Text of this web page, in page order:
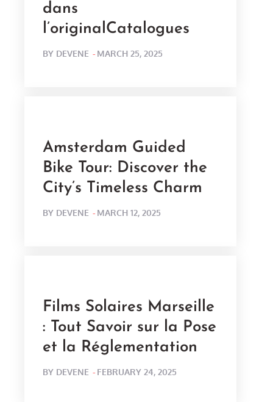
dans
l’originalCatalogues
BY DEVENE POSTED
MARCH 25, 2025
Amsterdam Guided
Bike Tour: Discover the
City’s Timeless Charm
BY DEVENE POSTED
MARCH 12, 2025
Films Solaires Marseille
: Tout Savoir sur la Pose
et la Réglementation
BY DEVENE POSTED
FEBRUARY 24, 2025